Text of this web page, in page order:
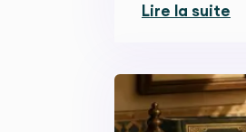
Lire la suite